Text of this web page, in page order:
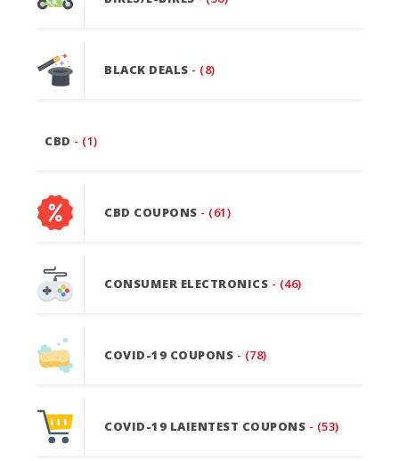
BLACK DEALS - (8)
CBD - (1)
CBD COUPONS - (61)
CONSUMER ELECTRONICS - (46)
COVID-19 COUPONS - (78)
COVID-19 LAIENTEST COUPONS - (53)